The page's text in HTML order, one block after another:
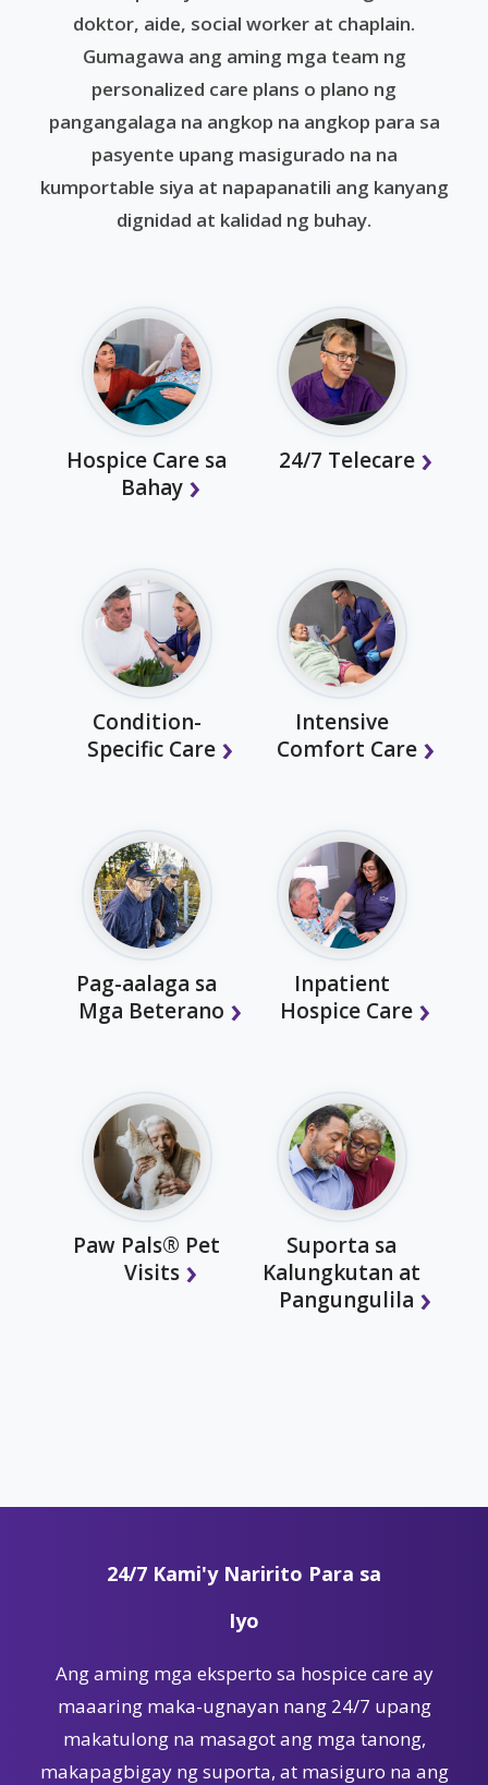
doktor, aide, social worker at chaplain.
Gumagawa ang aming mga team ng
personalized care plans o plano ng
pangangalaga na angkop na angkop para sa
pasyente upang masigurado na na
kumportable siya at napapanatili ang kanyang
dignidad at kalidad ng buhay.
Hospice Care sa
Bahay
24/7 Telecare
Condition-
Specific Care
Intensive
Comfort Care
Pag-aalaga sa
Mga Beterano
Inpatient
Hospice Care
Paw Pals® Pet
Visits
Suporta sa
Kalungkutan at
Pangungulila
24/7 Kami'y Naririto Para sa
Iyo
Ang aming mga eksperto sa hospice care ay
maaaring maka-ugnayan nang 24/7 upang
makatulong na masagot ang mga tanong,
makapagbigay ng suporta, at masiguro na ang